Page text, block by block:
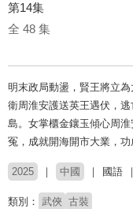
第14集
全 48 集
明末政局動盪，賢王將立
衛周淮安護送英王遇伏，
島。女掌櫃金鑲玉傾心周
冤，成就開海開市大業，功
2025 中國 國語
類別： 武俠 古裝